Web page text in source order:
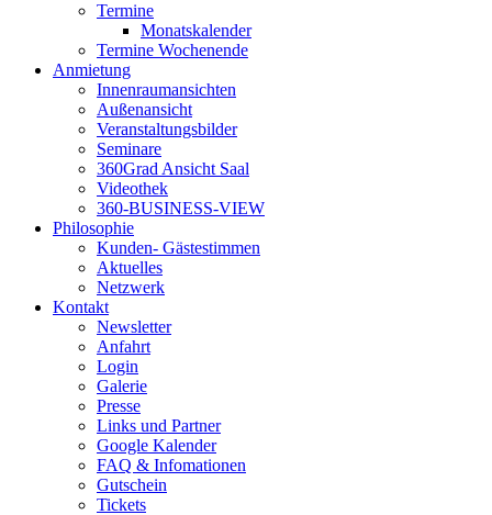
Termine
Monatskalender
Termine Wochenende
Anmietung
Innenraumansichten
Außenansicht
Veranstaltungsbilder
Seminare
360Grad Ansicht Saal
Videothek
360-BUSINESS-VIEW
Philosophie
Kunden- Gästestimmen
Aktuelles
Netzwerk
Kontakt
Newsletter
Anfahrt
Login
Galerie
Presse
Links und Partner
Google Kalender
FAQ & Infomationen
Gutschein
Tickets